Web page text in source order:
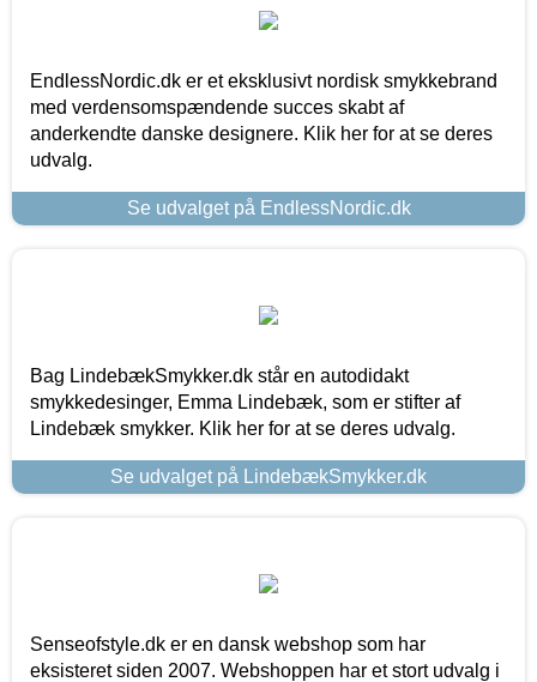
EndlessNordic.dk er et eksklusivt nordisk smykkebrand
med verdensomspændende succes skabt af
anderkendte danske designere. Klik her for at se deres
udvalg.
Se udvalget på EndlessNordic.dk
Bag LindebækSmykker.dk står en autodidakt
smykkedesinger, Emma Lindebæk, som er stifter af
Lindebæk smykker. Klik her for at se deres udvalg.
Se udvalget på LindebækSmykker.dk
Senseofstyle.dk er en dansk webshop som har
eksisteret siden 2007. Webshoppen har et stort udvalg i